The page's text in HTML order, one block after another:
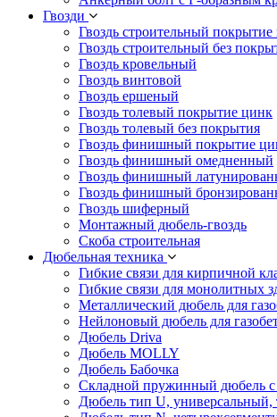
Гвозди
Гвоздь строительный
Гвоздь строительный без
Гвоздь кровельный
Гвоздь винтовой
Гвоздь ершеный
Гвоздь толевый покрытие цинк
Гвоздь толевый без покрытия
Гвоздь финишный покрытие
Гвоздь финишный омедненный
Гвоздь финишный
Гвоздь финишный
Гвоздь шиферный
Монтажный дюбель-гвоздь
Скоба строительная
Дюбельная техника
Гибкие связи для кирпичной
Гибкие связи для монолитных
Металлический дюбель для
Нейлоновый дюбель для
Дюбель Driva
Дюбель MOLLY
Дюбель Бабочка
Складной пружинный дюбель с
Дюбель тип U, универсальный,